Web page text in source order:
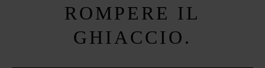
ROMPERE IL
GHIACCIO.
PORTFOLIOS